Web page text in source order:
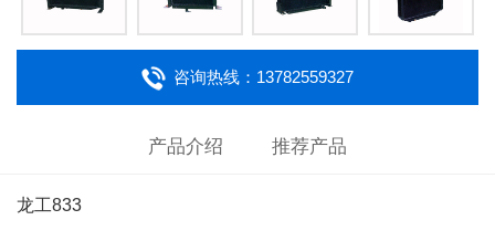
咨询热线：13782559327
产品介绍 推荐产品
龙工833